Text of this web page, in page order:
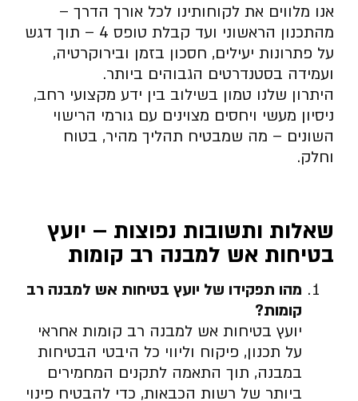
אנו מלווים את לקוחותינו לכל אורך הדרך –
מהתכנון הראשוני ועד קבלת טופס 4 – תוך דגש
על פתרונות יעילים, חסכון בזמן ובירוקרטיה,
ועמידה בסטנדרטים הגבוהים ביותר.
היתרון שלנו טמון בשילוב בין ידע מקצועי רחב,
ניסיון מעשי ויחסים מצוינים עם גורמי הרישוי
השונים – מה שמבטיח תהליך מהיר, בטוח
וחלק.
שאלות ותשובות נפוצות – יועץ
בטיחות אש למבנה רב קומות
מהו תפקידו של יועץ בטיחות אש למבנה רב
קומות?
יועץ בטיחות אש למבנה רב קומות אחראי
על תכנון, פיקוח וליווי כל היבטי הבטיחות
במבנה, תוך התאמה לתקנים המחמירים
ביותר של רשות הכבאות, כדי להבטיח פינוי